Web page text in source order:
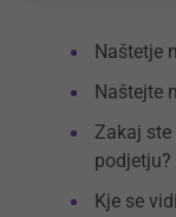
Naštetje
Naštejte
Zakaj
podjetju?
Kje se